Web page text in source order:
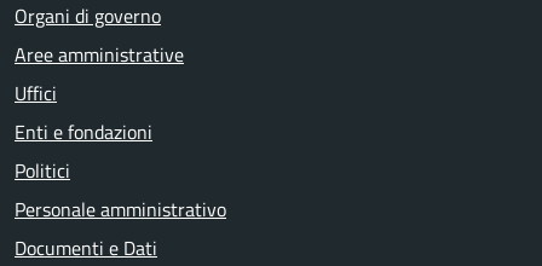
Organi di governo
Aree amministrative
Uffici
Enti e fondazioni
Politici
Personale amministrativo
Documenti e Dati